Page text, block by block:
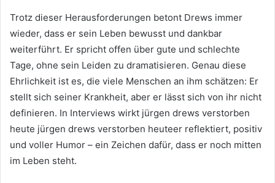
Trotz dieser Herausforderungen betont Drews immer
wieder, dass er sein Leben bewusst und dankbar
weiterführt. Er spricht offen über gute und schlechte
Tage, ohne sein Leiden zu dramatisieren. Genau diese
Ehrlichkeit ist es, die viele Menschen an ihm schätzen: Er
stellt sich seiner Krankheit, aber er lässt sich von ihr nicht
definieren. In Interviews wirkt jürgen drews verstorben
heute jürgen drews verstorben heuteer reflektiert, positiv
und voller Humor – ein Zeichen dafür, dass er noch mitten
im Leben steht.